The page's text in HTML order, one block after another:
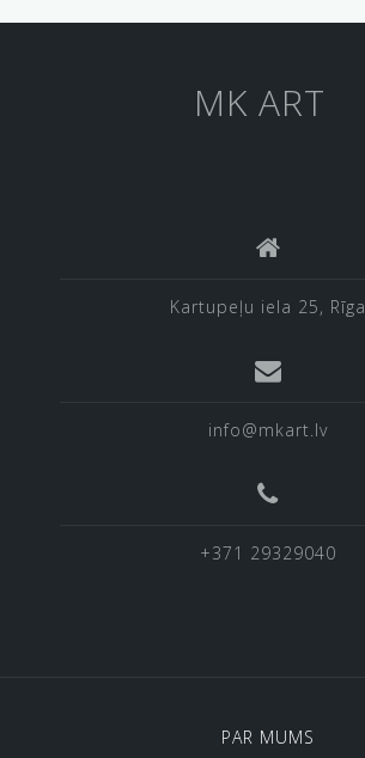
MK ART
Kartupeļu iela 25, Rīga
info@mkart.lv
+371 29329040
PAR MUMS